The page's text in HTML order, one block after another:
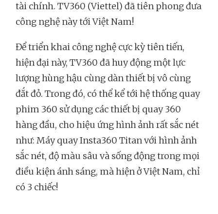
tài chính. TV360 (Viettel) đã tiên phong đưa
công nghệ này tới Việt Nam!
Để triển khai công nghệ cực kỳ tiên tiến,
hiện đại này, TV360 đã huy động một lực
lượng hùng hậu cùng dàn thiết bị vô cùng
đắt đỏ. Trong đó, có thể kể tới hệ thống quay
phim 360 sử dụng các thiết bị quay 360
hàng đầu, cho hiệu ứng hình ảnh rất sắc nét
như: Máy quay Insta360 Titan với hình ảnh
sắc nét, độ màu sâu và sống động trong mọi
điều kiện ánh sáng, mà hiện ở Việt Nam, chỉ
có 3 chiếc!